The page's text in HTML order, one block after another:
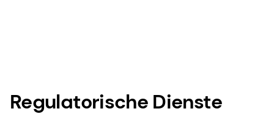
Regulatorische Dienste